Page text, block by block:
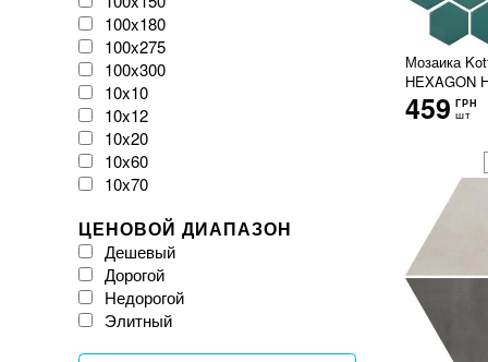
Мозаика
HEXAGON
459 ГРН
шт
Vivacer
WOW
Zeus Ceramica
iKeramix
100x180
100x275
100x300
10x10
10x12
10x20
10x60
10x70
120x120
120x20
120x240
120x260
120x270
ЦЕНОВОЙ ДИАПАЗОН
Дешевый
Дорогой
Недорогой
Элитный